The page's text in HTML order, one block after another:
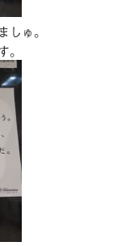
しゅ。